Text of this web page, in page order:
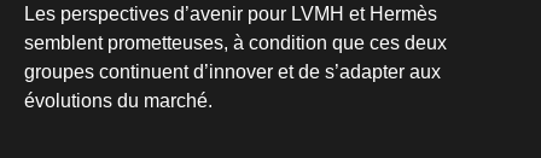
Les perspectives d’avenir pour LVMH et Hermès
semblent prometteuses, à condition que ces deux
groupes continuent d’innover et de s’adapter aux
évolutions du marché.